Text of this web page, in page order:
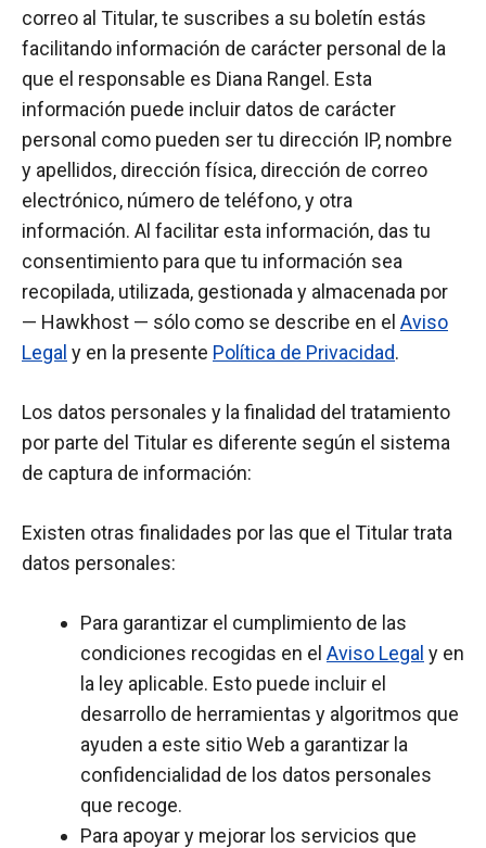
correo al Titular, te suscribes a su boletín estás
facilitando información de carácter personal de la
que el responsable es Diana Rangel. Esta
información puede incluir datos de carácter
personal como pueden ser tu dirección IP, nombre
y apellidos, dirección física, dirección de correo
electrónico, número de teléfono, y otra
información. Al facilitar esta información, das tu
consentimiento para que tu información sea
recopilada, utilizada, gestionada y almacenada por
— Hawkhost — sólo como se describe en el Aviso
Legal y en la presente Política de Privacidad.
Los datos personales y la finalidad del tratamiento
por parte del Titular es diferente según el sistema
de captura de información:
Existen otras finalidades por las que el Titular trata
datos personales:
Para garantizar el cumplimiento de las
condiciones recogidas en el Aviso Legal y en
la ley aplicable. Esto puede incluir el
desarrollo de herramientas y algoritmos que
ayuden a este sitio Web a garantizar la
confidencialidad de los datos personales
que recoge.
Para apoyar y mejorar los servicios que